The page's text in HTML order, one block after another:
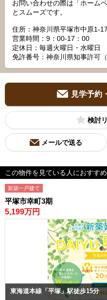
お問い合わせの際は「ホーム
とスムーズです。
住所：神奈川県平塚市中原1-
営業時間：9：00‐17：00
定休日：毎週火曜日・水曜日
免許番号：神奈川県知事許可
見学予約
検討
メールで送る
この物件を見ている人におすす
新築一戸建て
平塚市幸町3期
5,199万円
東海道本線「平塚」駅徒歩15分